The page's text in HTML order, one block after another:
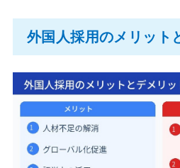
外国人採用のメリット